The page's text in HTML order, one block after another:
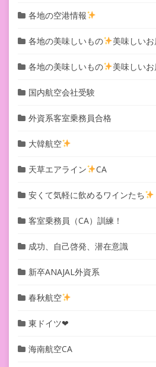
各地の空港情報
各地の美味しいもの 美味しい
各地の美味しいもの 美味しい
国内航空会社受験
外資系客室乗務員合格
大韓航空
天草エアライン CA
安くて気軽に飲めるワインたち
客室乗務員（CA）訓練！
成功、自己啓発、潜在意識
新卒ANAJAL外資系
春秋航空
東ドイツ❤︎
海南航空CA